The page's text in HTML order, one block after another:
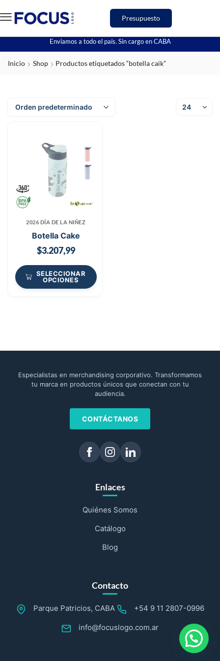
Presupuesto
Enviamos a todo el país. Sin cargo en CABA
Inicio Shop Productos etiquetados “botella caik”
2026 DÍA DE LA NIÑEZ
Botella Cake
$3.207,99
SELECCIONAR
OPCIONES
Especialistas en merchandising corporativo. Transformamos
tu marca en productos únicos que conectan con tu
audiencia.
CONTÁCTANOS
Enlaces
Quiénes Somos
Catálogo
Blog
Contacto
Parque Patricios, CABA +54 9 11 2807-0996
info@focuslogo.com.ar